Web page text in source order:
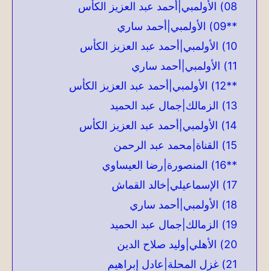
08) الأولمبي|أحمد عبد العزيز الكأس
**09) الأولمبي|أحمد ساري
10) الأولمبي|أحمد عبد العزيز الكأس
11) الأولمبي|أحمد ساري
**12) الأولمبي|أحمد عبد العزيز الكأس
13) الزمالك|جمال عبد الحميد
14) الأولمبي|أحمد عبد العزيز الكأس
15) القناة|محمد عبد الرحمن
**16) المنصورة|رضا العيساوي
17) الإسماعيلي|خالد القماش
18) الأولمبي|أحمد ساري
19) الزمالك|جمال عبد الحميد
20) الأهلي|وليد صلاح الدين
21) غزل المحلة|عادل إبراهيم